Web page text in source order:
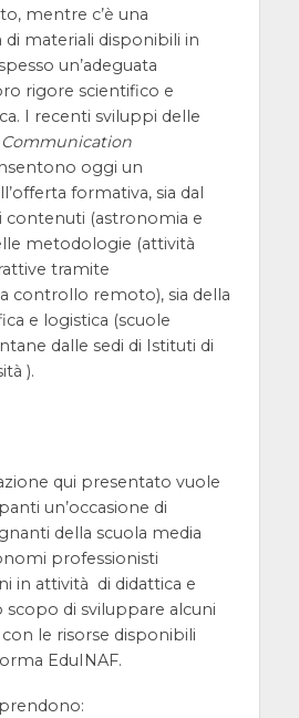
mentre c’è una
di materiali disponibili in
un’adeguata
rigore scientifico e
I recenti sviluppi delle
oggi un
formativa, sia dal
contenuti (astronomia e
metodologie (attività
tramite
controllo remoto), sia della
e logistica (scuole
dalle sedi di Istituti di
).
qui presentato vuole
un’occasione di
della scuola media
professionisti
in attività di didattica e
scopo di sviluppare alcuni
le risorse disponibili
EduINAF.